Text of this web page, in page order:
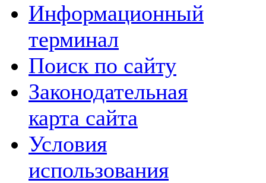
Информационный
терминал
Поиск по сайту
Законодательная
карта сайта
Условия
использования